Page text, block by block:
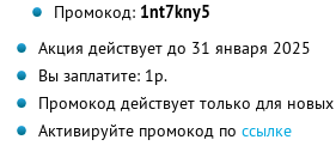
Промокод: 1nt7kny5
Акция действует до 31 января 2025
Вы заплатите: 1р.
Промокод действует только для новых
Активируйте промокод по ссылке